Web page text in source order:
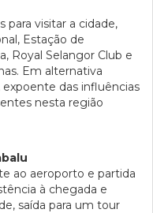
para visitar a cidade,
Estação de
Royal Selangor Club e
Em alternativa
das influências
nesta região
ao aeroporto e partida
à chegada e
saída para um tour